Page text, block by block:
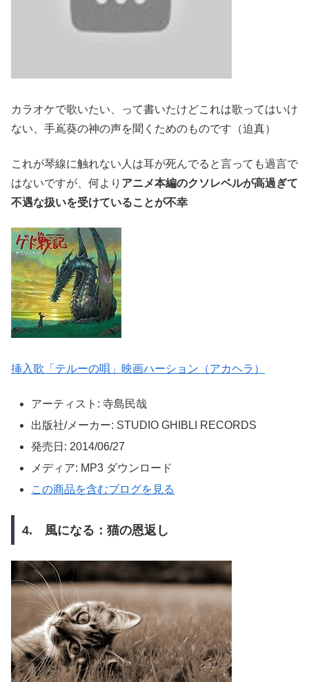
カラオケで歌いたい、って書いたけどこれは歌ってはいけ
ない、手嶌葵の神の声を聞くためのものです（迫真）
これが琴線に触れない人は耳が死んでると言っても過言で
はないですが、何より アニメ本編のクソレベルが高過ぎて
不遇な扱いを受けていることが不幸
挿入歌「テルーの唄」映画ハーション（アカヘラ）
アーティスト: 寺島民哉
出版社/メーカー: STUDIO GHIBLI RECORDS
発売日: 2014/06/27
メディア: MP3 ダウンロード
この商品を含むブログを見る
4. 風になる：猫の恩返し